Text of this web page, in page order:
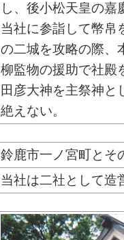
し、後小松天皇の
当社に参詣して幣帛
の二城を攻略の際、
柳監物の援助で社殿
田彦大神を主祭神と
絶えない。
鈴鹿市一ノ宮町とそ
当社は二社として造